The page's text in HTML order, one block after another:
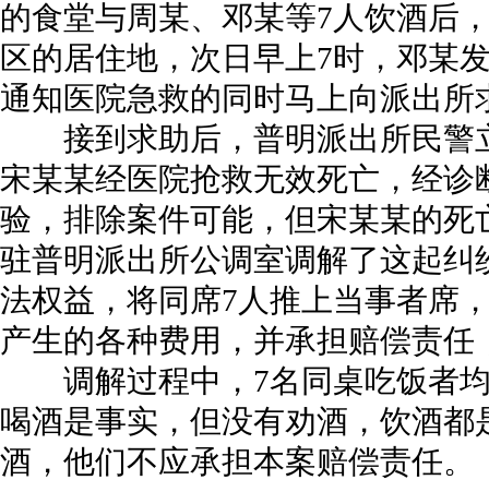
的食堂与周某、邓某等7人饮酒后
区的居住地，次日早上7时，邓某
通知医院急救的同时马上向派出所
接到求助后，普明派出所民警
宋某某经医院抢救无效死亡，经
验，排除案件可能，但宋某某的
驻普明派出所公调室调解了这起
法权益，将同席7人推上当事者席
产生的各种费用，并承担赔偿责任
调解过程中，7名同桌吃饭者均
喝酒是事实，但没有劝酒，饮酒
酒，他们不应承担本案赔偿责任。